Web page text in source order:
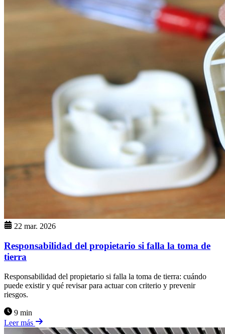
22 mar. 2026
Responsabilidad del propietario si falla la toma de
tierra
Responsabilidad del propietario si falla la toma de tierra: cuándo
puede existir y qué revisar para actuar con criterio y prevenir
riesgos.
9 min
Leer más